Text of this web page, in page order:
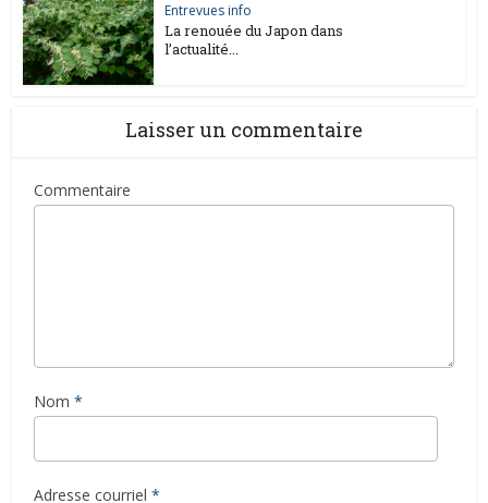
Entrevues info
La renouée du Japon dans
l’actualité...
Laisser un commentaire
Commentaire
Nom *
Adresse courriel *